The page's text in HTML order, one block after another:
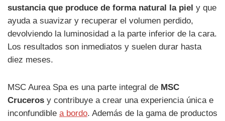
sustancia que produce de forma natural la piel y que
ayuda a suavizar y recuperar el volumen perdido,
devolviendo la luminosidad a la parte inferior de la cara.
Los resultados son inmediatos y suelen durar hasta
diez meses.
MSC Aurea Spa es una parte integral de MSC
Cruceros y contribuye a crear una experiencia única e
inconfundible a bordo. Además de la gama de productos